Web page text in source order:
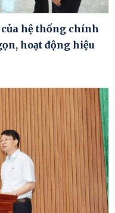
hệ thống chính
hoạt động hiệu